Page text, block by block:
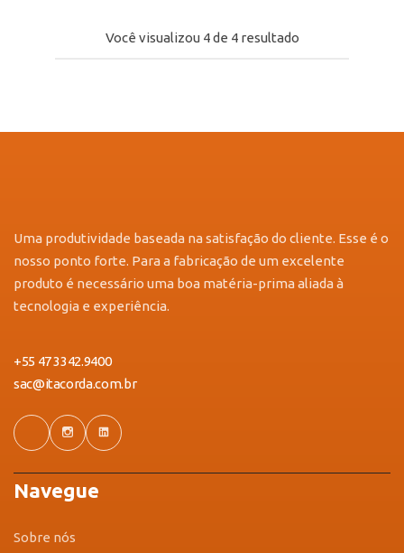
Você visualizou 4de 4 resultado
Uma produtividade baseada na satisfação do cliente. Esse é o
nosso ponto forte. Para a fabricação de um excelente
produto é necessário uma boa matéria-prima aliada à
tecnologia e experiência.
+55 47 3342.9400
sac@itacorda.com.br
Navegue
Sobre nós